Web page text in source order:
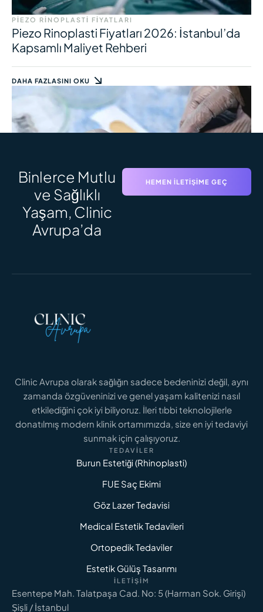
PIEZO RINOPLASTI FIYATLARI
Piezo Rinoplasti Fiyatları 2026: İstanbul’da
Kapsamlı Maliyet Rehberi
DAHA FAZLASINI OKU
SAÇ EKIMI SÜRECI
Saç Ekimi Süreci: Adım Adım Zaman
Çizelgesi ve Sonuçlar
GENITAL ESTETIK FIYATLARI
Genital Estetik Fiyatları 2026: İstanbul İçin
Maliyet Analizi
Binlerce Mutlu
ve Sağlıklı
Yaşam, Clinic
Avrupa’da
HEMEN İLETIŞIME GEÇ
Clinic Avrupa olarak sağlığın sadece bedeninizi değil, aynı
zamanda özgüveninizi ve genel yaşam kalitenizi nasıl
etkilediğini çok iyi biliyoruz. İleri tıbbi teknolojilerle
donatılmış modern klinik ortamımızda, size en iyi tedaviyi
sunmak için çalışıyoruz.
TEDAVILER
Burun Estetiği (Rhinoplasti)
FUE Saç Ekimi
Göz Lazer Tedavisi
Medical Estetik Tedavileri
Ortopedik Tedaviler
Estetik Gülüş Tasarımı
İLETIŞIM
Esentepe Mah. Talatpaşa Cad. No: 5 (Harman Sok. Girişi)
Şişli / İstanbul